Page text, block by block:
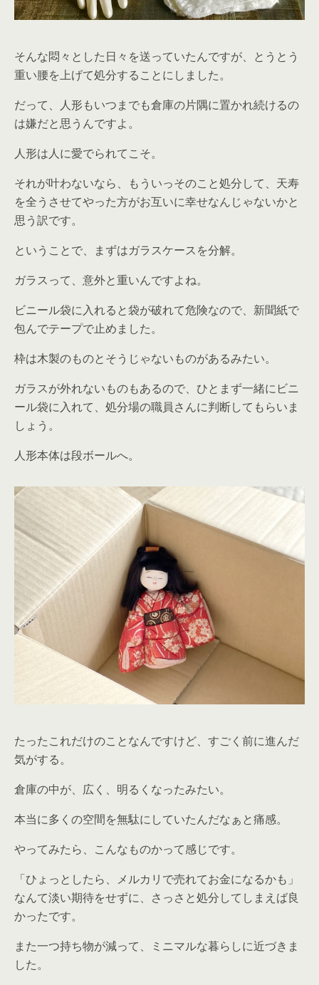
そんな悶々とした日々を送っていたんですが、とうとう
重い腰を上げて処分することにしました。
だって、人形もいつまでも倉庫の片隅に置かれ続けるの
は嫌だと思うんですよ。
人形は人に愛でられてこそ。
それが叶わないなら、もういっそのこと処分して、天寿
を全うさせてやった方がお互いに幸せなんじゃないかと
思う訳です。
ということで、まずはガラスケースを分解。
ガラスって、意外と重いんですよね。
ビニール袋に入れると袋が破れて危険なので、新聞紙で
包んでテープで止めました。
枠は木製のものとそうじゃないものがあるみたい。
ガラスが外れないものもあるので、ひとまず一緒にビニ
ール袋に入れて、処分場の職員さんに判断してもらいま
しょう。
人形本体は段ボールへ。
たったこれだけのことなんですけど、すごく前に進んだ
気がする。
倉庫の中が、広く、明るくなったみたい。
本当に多くの空間を無駄にしていたんだなぁと痛感。
やってみたら、こんなものかって感じです。
「ひょっとしたら、メルカリで売れてお金になるかも」
なんて淡い期待をせずに、さっさと処分してしまえば良
かったです。
また一つ持ち物が減って、ミニマルな暮らしに近づきま
した。